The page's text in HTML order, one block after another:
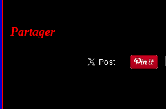
Partager